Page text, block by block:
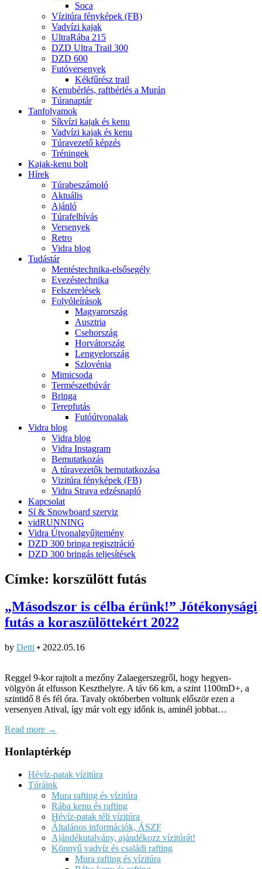
Soca
Vízitúra fényképek (FB)
Vadvízi kajak
UltraRába 215
DZD Ultra Trail 300
DZD 600
Futóversenyek
Kékfűrész trail
Kenubérlés, raftbérlés a Murán
Túranaptár
Tanfolyamok
Síkvízi kajak és kenu
Vadvízi kajak és kenu
Túravezető képzés
Tréningek
Kajak-kenu bolt
Hírek
Túrabeszámoló
Aktuális
Ajánló
Túrafelhívás
Versenyek
Retro
Vidra blog
Tudástár
Mentéstechnika-elsősegély
Evezéstechnika
Felszerelések
Folyóleírások
Magyarország
Ausztria
Csehország
Horvátország
Lengyelország
Szlovénia
Mimicsoda
Természetbúvár
Bringa
Terepfutás
Futóútvonalak
Vidra blog
Vidra blog
Vidra Instagram
Bemutatkozás
A túravezetők bemutatkozása
Vizitúra fényképek (FB)
Vidra Strava edzésnapló
Kapcsolat
Sí & Snowboard szerviz
vidRUNNING
Vidra Útvonalgyűjtemény
DZD 300 bringa regisztráció
DZD 300 bringás teljesítések
Címke: korszülött futás
„Másodszor is célba érünk!” Jótékonysági
futás a koraszülöttekért 2022
by Detti • 2022.05.16
Reggel 9-kor rajtolt a mezőny Zalaegerszegről, hogy hegyen-
völgyön át elfusson Keszthelyre. A táv 66 km, a szint 1100mD+, a
szintidő 8 és fél óra. Tavaly októberben voltunk először ezen a
versenyen Atival, így már volt egy időnk is, aminél jobbat…
Read more →
Honlaptérkép
Hévíz-patak vízitúra
Túráink
Mura rafting és vízitúra
Rába kenu és rafting
Hévíz-patak téli vízitúra
Általános információk, ÁSZF
Ajándékutalvány, ajándékozz vízitúrát!
Könnyű vadvíz és családi rafting
Mura rafting és vízitúra